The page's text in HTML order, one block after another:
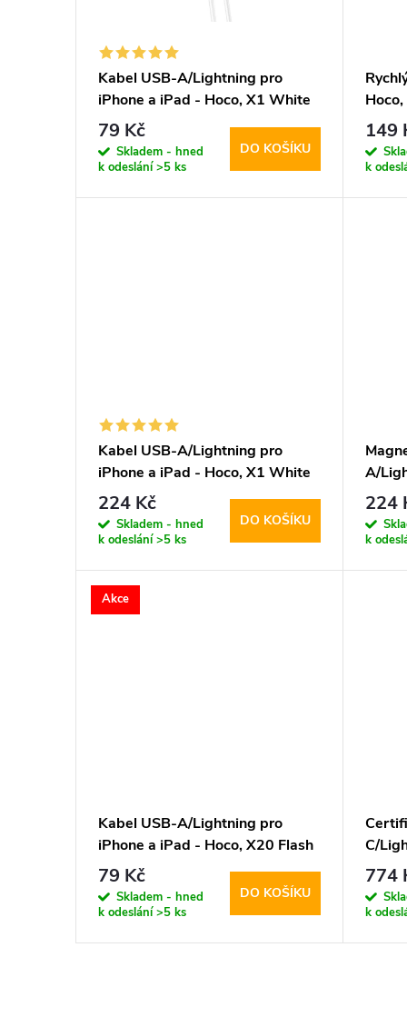
t
d
Kabel USB-A/Lightning pro
iPhone a iPad - Hoco, X1 White
100cm
79 Kč
Skladem - hned
k odeslání>5 ks
DO KOŠÍKU
149
k
Kabel USB-A/Lightning pro
iPhone a iPad - Hoco, X1 White
200cm
224 Kč
Skladem - hned
k odeslání>5 ks
DO KOŠÍKU
A/
224
k
Akce
Kabel USB-A/Lightning pro
iPhone a iPad - Hoco, X20 Flash
Black
79 Kč
Skladem - hned
k odeslání>5 ks
DO KOŠÍKU
C/
25cm
774
k